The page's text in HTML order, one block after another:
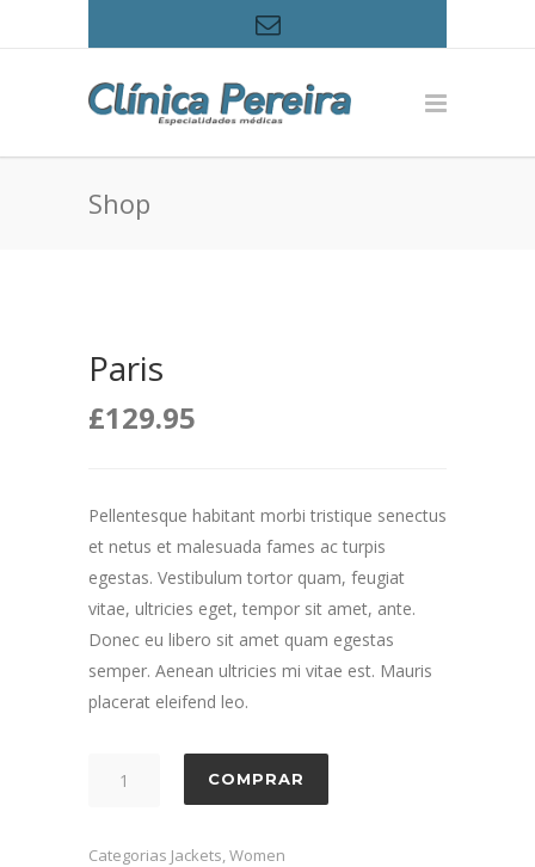
Shop
Paris
£129.95
Pellentesque habitant morbi tristique senectus
et netus et malesuada fames ac turpis
egestas. Vestibulum tortor quam, feugiat
vitae, ultricies eget, tempor sit amet, ante.
Donec eu libero sit amet quam egestas
semper. Aenean ultricies mi vitae est. Mauris
placerat eleifend leo.
COMPRAR
Categorias Jackets,Women